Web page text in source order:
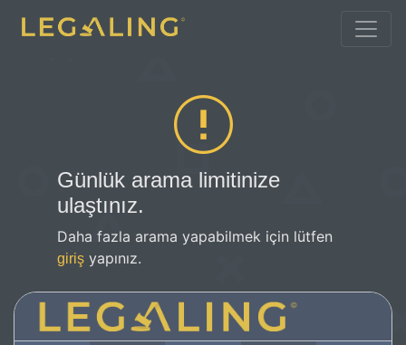
Günlük arama limitinize
ulaştınız.
Daha fazla arama yapabilmek için lütfen
giriş yapınız.